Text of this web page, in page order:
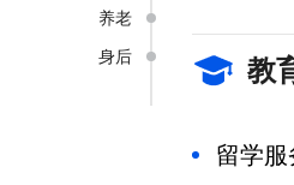
养老
身后
教
留学服